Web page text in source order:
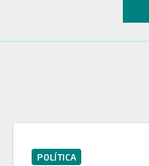
POLÍTICA